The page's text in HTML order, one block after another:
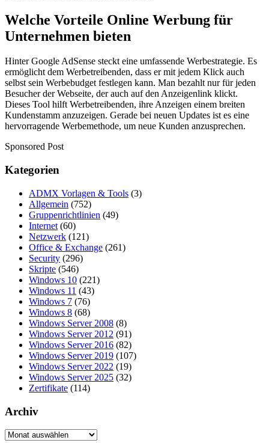
Welche Vorteile Online Werbung für
Unternehmen bieten
Hinter Google AdSense steckt eine umfassende Werbestrategie. Es
ermöglicht dem Werbetreibenden, dass er mit jedem Klick auch
selbst sein Werbebudget festlegen kann. Man bezahlt nur für jeden
Besucher der Webseite, der auch auf den Anzeigenlink klickt.
Dieses Tool hilft Werbetreibenden, ihre Anzeigen einem breiten
Kundenstamm anzuzeigen. Gerade bei neuen Updates ist es eine
hervorragende Werbemethode, um neue Kunden anzusprechen.
Sponsored Post
Kategorien
ADMX Vorlagen & Tools (3)
Allgemein (752)
Gruppenrichtlinien (49)
Internet (60)
Netzwerk (121)
Office & Exchange (261)
Security (296)
Skripte (546)
Windows 10 (221)
Windows 11 (43)
Windows 7 (76)
Windows 8 (68)
Windows Server 2008 (8)
Windows Server 2012 (91)
Windows Server 2016 (82)
Windows Server 2019 (107)
Windows Server 2022 (19)
Windows Server 2025 (32)
Zertifikate (114)
Archiv
Archiv